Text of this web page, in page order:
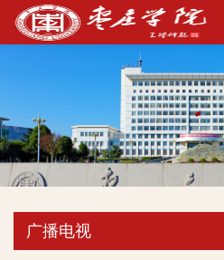
广播电视